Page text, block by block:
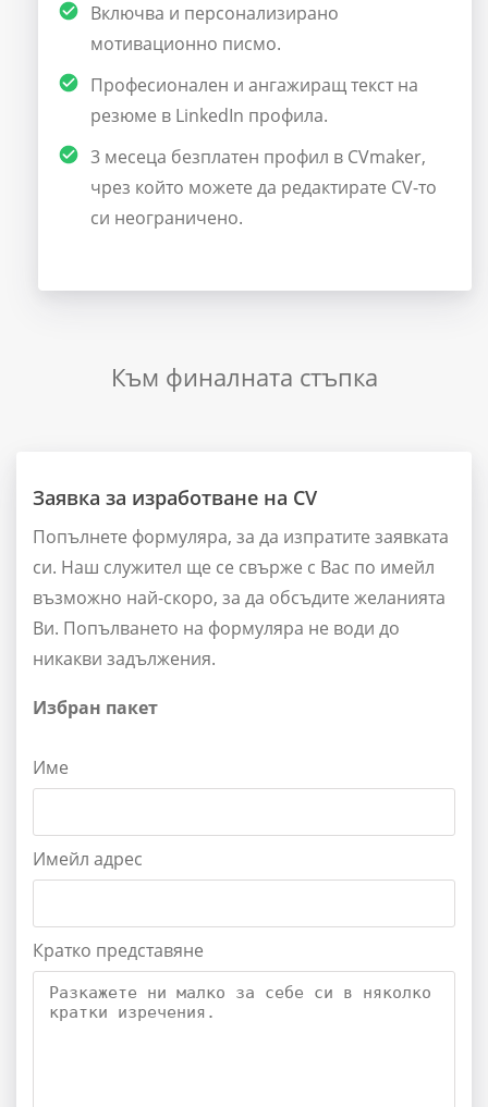
Включва и персонализирано
мотивационно писмо.
Професионален и ангажиращ текст на
резюме в LinkedIn профила.
3 месеца безплатен профил в CVmaker,
чрез който можете да редактирате CV-то
си неограничено.
Към финалната стъпка
Заявка за изработване на CV
Попълнете формуляра, за да изпратите заявката
си. Наш служител ще се свърже с Вас по имейл
възможно най-скоро, за да обсъдите желанията
Ви. Попълването на формуляра не води до
никакви задължения.
Избран пакет
Име
Имейл адрес
Кратко представяне